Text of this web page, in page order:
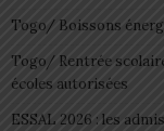
Togo/ Boissons
Togo/ Rentrée
écoles autorisées
ESSAL 2026 : les